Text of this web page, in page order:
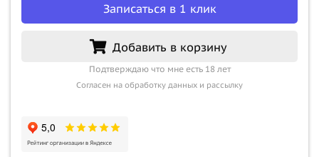
Записаться в 1 клик
Добавить в корзину
Подтверждаю что мне есть 18 лет
Согласен на обработку данных и рассылку